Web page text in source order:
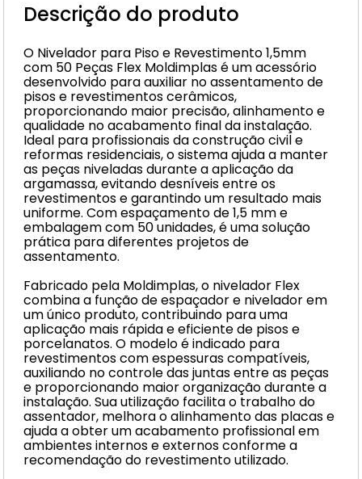
Descrição do produto
O Nivelador para Piso e Revestimento 1,5mm
com 50 Peças Flex Moldimplas é um acessório
desenvolvido para auxiliar no assentamento de
pisos e revestimentos cerâmicos,
proporcionando maior precisão, alinhamento e
qualidade no acabamento final da instalação.
Ideal para profissionais da construção civil e
reformas residenciais, o sistema ajuda a manter
as peças niveladas durante a aplicação da
argamassa, evitando desníveis entre os
revestimentos e garantindo um resultado mais
uniforme. Com espaçamento de 1,5 mm e
embalagem com 50 unidades, é uma solução
prática para diferentes projetos de
assentamento.
Fabricado pela Moldimplas, o nivelador Flex
combina a função de espaçador e nivelador em
um único produto, contribuindo para uma
aplicação mais rápida e eficiente de pisos e
porcelanatos. O modelo é indicado para
revestimentos com espessuras compatíveis,
auxiliando no controle das juntas entre as peças
e proporcionando maior organização durante a
instalação. Sua utilização facilita o trabalho do
assentador, melhora o alinhamento das placas e
ajuda a obter um acabamento profissional em
ambientes internos e externos conforme a
recomendação do revestimento utilizado.